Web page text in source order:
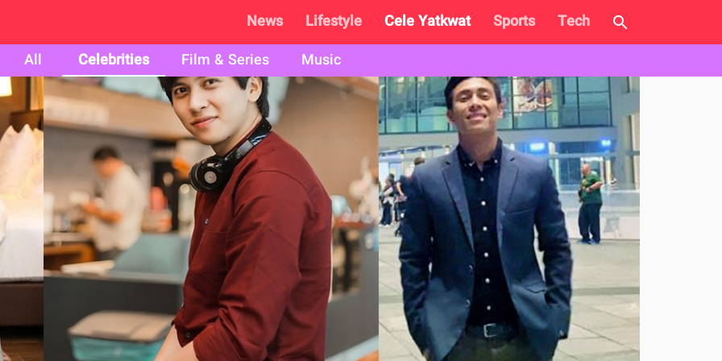
News Lifestyle Cele Yatkwat Sports
Tech
All
Celebrities Film & Series Music